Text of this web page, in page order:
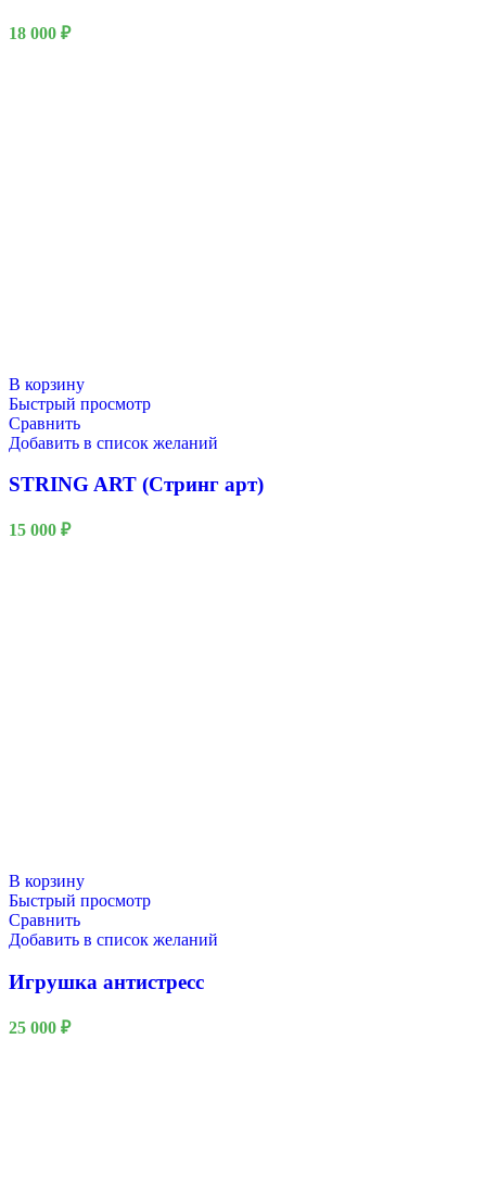
18 000 ₽
В корзину
Быстрый просмотр
Сравнить
Добавить в список желаний
STRING ART (Стринг арт)
15 000 ₽
В корзину
Быстрый просмотр
Сравнить
Добавить в список желаний
Игрушка антистресс
25 000 ₽